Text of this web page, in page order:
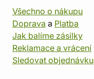
Všechno o nákupu
Doprava a Platba
Jak balíme zásilky
Reklamace a vrácení
Sledovat objednávku